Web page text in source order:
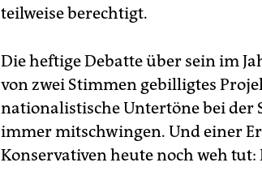
teilweise berechtigt.
Die heftige Debatte über sein im
von zwei Stimmen gebilligtes
nationalistische Untertöne bei der
immer mitschwingen. Und einer
Konservativen heute noch weh